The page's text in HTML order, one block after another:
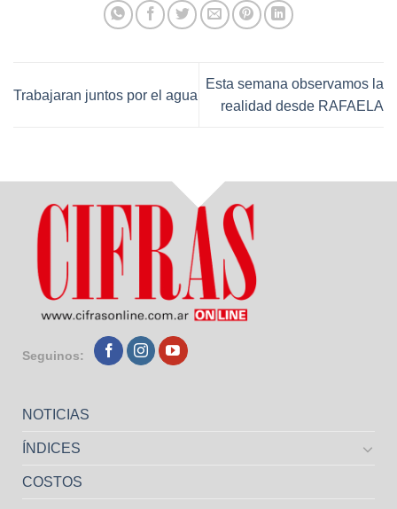
Trabajaran juntos por el agua
Esta semana observamos la
realidad desde RAFAELA
Seguinos:
NOTICIAS
ÍNDICES
COSTOS